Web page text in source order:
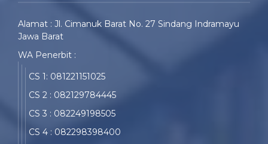
Alamat : Jl. Cimanuk Barat No. 27 Sindang Indramayu
Jawa Barat
WA Penerbit :
CS 1: 081221151025
CS 2 : 082129784445
CS 3 : 082249198505
CS 4 : 082298398400